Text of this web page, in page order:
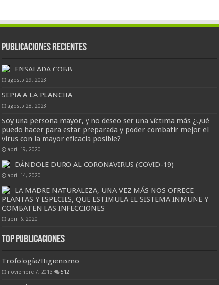
Publicaciones Recientes
ENSALADA COBB
agosto 29, 2023
SEPIA A LA PLANCHA
agosto 28, 2023
Soy una persona mayor, y no deseo ser una víctima más ¿Qué
puedo hacer para estar preparada y poder combatir mejor el
virus con la mayor eficacia posible?
abril 19, 2020
DÁNDOLE DURO AL CORONAVIRUS (COVID-19)
abril 14, 2020
LA MADRE NATURALEZA, UNA VEZ MÁS NOS OFRECE
PLANTAS Y ESPECIES, QUE ESTIMULA EL SISTEMA INMUNE Y
COMBATEN LAS INFECCIONES
abril 6, 2020
Top Publicaciones
Trofología/Higienismo
noviembre 7, 2013 512